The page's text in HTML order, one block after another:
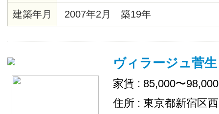
時間換気システム、クローゼット
ス、エレベーター、宅配ロッカー
出し可、敷地内ごみ置き場、ネッ
建築年月 2007年2月 築19年
ヴィラージュ菅生
家賃 : 85,000〜
住所 : 東京都新宿区